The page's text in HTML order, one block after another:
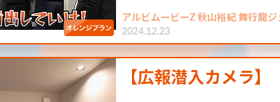
アルビムービーZ 秋山裕紀 舞行龍
2024.12.23
【広報潜入カメラ】